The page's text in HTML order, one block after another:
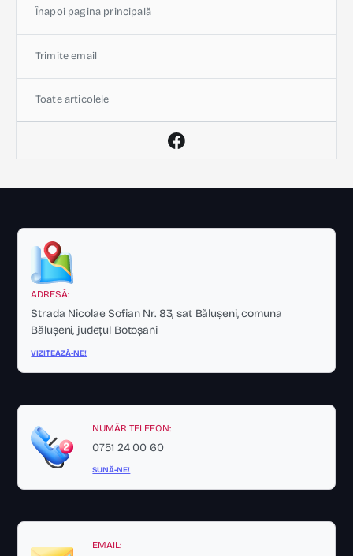
Înapoi pagina principală
Trimite email
Toate articolele
ADRESĂ:
Strada Nicolae Sofian Nr. 83, sat Bălușeni, comuna
Bălușeni, județul Botoșani
VIZITEAZĂ-NE!
NUMĂR TELEFON:
0751 24 00 60
SUNĂ-NE!
EMAIL: